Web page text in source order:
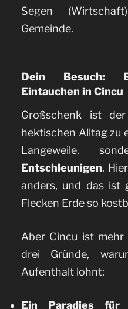
Segen
Gemeinde.
Dein Besuch:
Eintauchen in Cincu
Großschenk ist
hektischen Alltag zu
Langeweile,
Entschleunigen.
anders, und das ist
Flecken Erde so
Aber Cincu ist mehr
drei Gründe,
Aufenthalt lohnt:
Ein Paradies für